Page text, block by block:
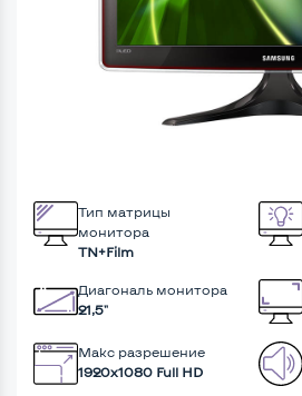
Тип матрицы
монитора
TN+Film
Диагональ монитора
21,5"
Макс разрешение
1920x1080 Full HD